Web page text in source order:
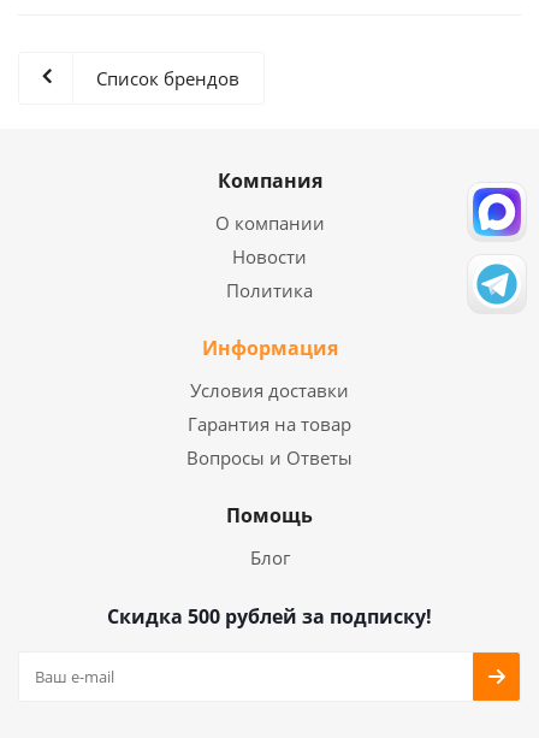
Список брендов
Компания
О компании
Новости
Политика
Информация
Условия доставки
Гарантия на товар
Вопросы и Ответы
Помощь
Блог
Скидка 500 рублей за подписку!